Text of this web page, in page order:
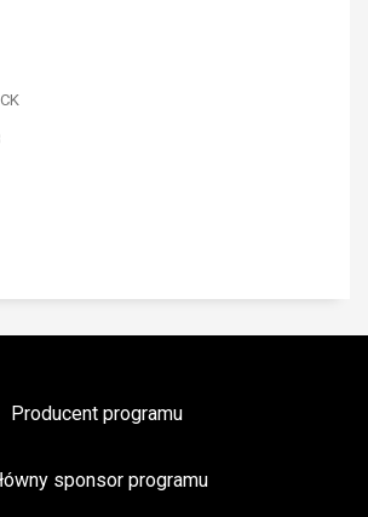
Producent programu
sponsor programu